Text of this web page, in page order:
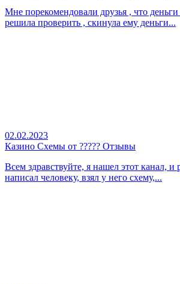
Мне порекомендовали друзья , что
решила проверить , скинула ему деньги...
02.02.2023
Казино Схемы от ????? Отзывы
Всем здравствуйте, я нашел этот канал, и
написал человеку, взял у него схему,...